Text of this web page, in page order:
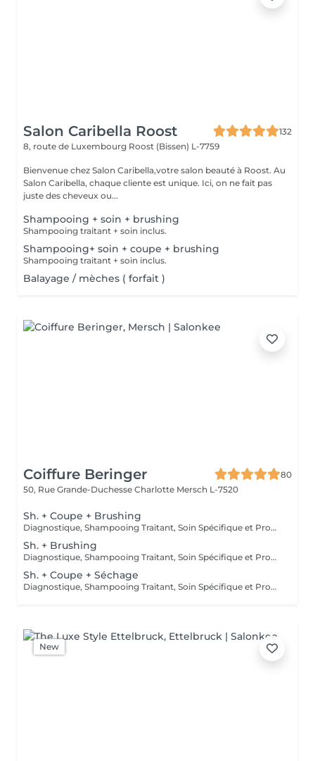
Salon Caribella Roost
132
8, route de Luxembourg Roost (Bissen) L-7759
Bienvenue chez Salon Caribella,votre salon beauté à Roost. Au
Salon Caribella, chaque cliente est unique. Ici, on ne fait pas
juste des cheveux ou...
Shampooing + soin + brushing
Shampooing traitant + soin inclus.
Shampooing+ soin + coupe + brushing
Shampooing traitant + soin inclus.
Balayage / mèches ( forfait )
Coiffure Beringer
80
50, Rue Grande-Duchesse Charlotte Mersch L-7520
Sh. + Coupe + Brushing
Diagnostique, Shampooing Traitant, Soin Spécifique et Produits Coiffants inclus
Sh. + Brushing
Diagnostique, Shampooing Traitant, Soin Spécifique et Produits Coiffants inclus
Sh. + Coupe + Séchage
Diagnostique, Shampooing Traitant, Soin Spécifique et Produits Coiffants inclus
New